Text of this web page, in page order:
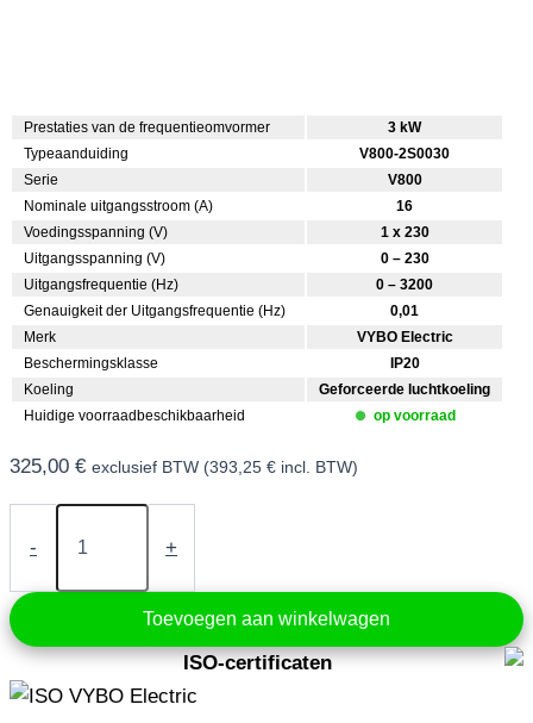
Prestaties van de frequentieomvormer
3 kW
Typeaanduiding
V800-2S0030
Serie
V800
Nominale uitgangsstroom (A)
16
Voedingsspanning (V)
1 x 230
Uitgangsspanning (V)
0 – 230
Uitgangsfrequentie (Hz)
0 – 3200
Genauigkeit der Uitgangsfrequentie (Hz)
0,01
Merk
VYBO Electric
Beschermingsklasse
IP20
Koeling
Geforceerde luchtkoeling
Huidige voorraadbeschikbaarheid
op voorraad
325,00 € exclusief BTW (393,25 € incl. BTW)
-
Frequentieomvormer
kW
230V
(V800-
2S0030)
aantal
+
Toevoegen aan winkelwagen
ISO-certificaten